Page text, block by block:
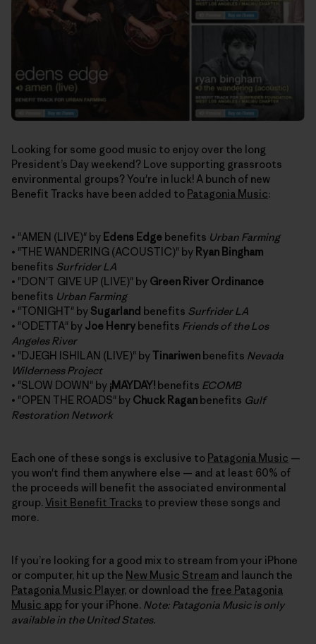
Looking for some good music to enjoy over the long
President’s Day weekend? Love supporting grassroots
environmental groups? You're in luck! A bunch of new
Benefit Tracks have been added to Patagonia Music:
• "AMEN (LIVE)" by Edens Edge benefits Urban Farming
• "THE WANDERING (ACOUSTIC)" by Ryan Bingham
benefits Surfrider LA
• "DON'T GIVE UP (LIVE)" by Green River Ordinance
benefits Urban Farming
• "TONIGHT" by Sugarland benefits Surfrider LA
• "ODETTA" by Joe Henry benefits Friends of the Los
Angeles River
• "DJEGH ISHILAN (LIVE)" byTinariwen benefits Nevada
Wilderness Project
• "SLOW DOWN" by ¡MAYDAY! benefits ECOMB
• "OPEN THE ROADS" by Chuck Ragan benefits Gulf
Restoration Network
Each one of these songs is exclusive to Patagonia Music —
you won't find them anywhere else — and at least 60% of
the proceeds will benefit the associated environmental
group. Visit Benefit Tracks to preview these songs and
more.
If you’re looking for a good mix to stream from your iPhone
or computer, hit up the New Music Stream and launch the
Patagonia Music Player, or download the free Patagonia
Music app for your iPhone. Note: Patagonia Music is only
available in the United States.